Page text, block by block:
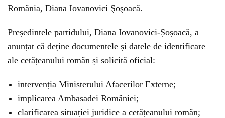
România, Diana Iovanovici Şoşoacă.
Președintele partidului, Diana Iovanovici-Șoșoacă, a
anunțat că deține documentele și datele de identificare
ale cetățeanului român și solicită oficial:
intervenția Ministerului Afacerilor Externe;
implicarea Ambasadei României;
clarificarea situației juridice a cetățeanului român;